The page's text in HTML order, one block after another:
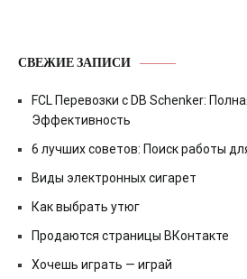
СВЕЖИЕ ЗАПИСИ
FCL Перевозки с DB Schenker:
Эффективность
6 лучших советов: Поиск работы
Виды электронных сигарет
Как выбрать утюг
Продаются страницы ВКонтакте
Хочешь играть — играй